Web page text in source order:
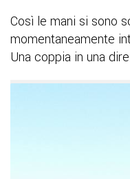
Così le mani si sono
momentaneamente
Una coppia in una